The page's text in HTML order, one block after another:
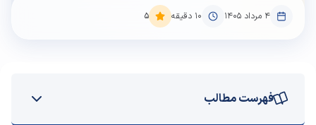
۴ مرداد ۱۴۰۵ 10 دقیقه 5
فهرست مطالب